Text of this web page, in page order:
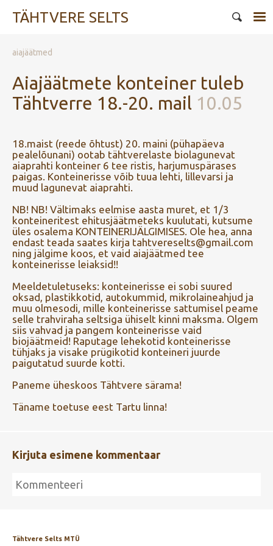
TÄHTVERE SELTS
aiajäätmed
Aiajäätmete konteiner tuleb
Tähtverre 18.-20. mail 10.05
18.maist (reede õhtust) 20. maini (pühapäeva
pealelõunani) ootab tähtverelaste biolagunevat
aiaprahti konteiner 6 tee ristis, harjumuspärases
paigas. Konteinerisse võib tuua lehti, lillevarsi ja
muud lagunevat aiaprahti.
NB! NB! Vältimaks eelmise aasta muret, et 1/3
konteineritest ehitusjäätmeteks kuulutati, kutsume
üles osalema KONTEINERIJÄLGIMISES. Ole hea, anna
endast teada saates kirja tahtvereselts@gmail.com
ning jälgime koos, et vaid aiajäätmed tee
konteinerisse leiaksid!!
Meeldetuletuseks: konteinerisse ei sobi suured
oksad, plastikkotid, autokummid, mikrolaineahjud ja
muu olmesodi, mille konteinerisse sattumisel peame
selle trahviraha seltsiga ühiselt kinni maksma. Olgem
siis vahvad ja pangem konteinerisse vaid
biojäätmeid! Raputage lehekotid konteinerisse
tühjaks ja visake prügikotid konteineri juurde
paigutatud suurde kotti.
Paneme üheskoos Tähtvere särama!
Täname toetuse eest Tartu linna!
Kirjuta esimene kommentaar
Tähtvere Selts MTÜ